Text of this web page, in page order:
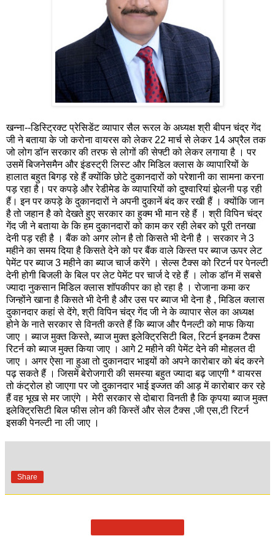
खन्ना--डिस्ट्रिक्ट प्रेसिडेंट व्यापार सैल रूरल के अध्यक्ष श्री बीपन चंद्र गेंद
जी ने बताया के जो करोना वायरस को लेकर 22 मार्च से लेकर 14 अप्रैल तक
जो लोग डॉन सरकार की तरफ से लोगों की सेफ्टी को लेकर लगाया है । पर
उसमें बिजनेसमैन और इंडस्ट्री लिस्ट और मिडिल क्लास के व्यापारियों के
हालात बहुत बिगड़ रहे हैं क्योंकि छोटे दुकानदारों को परेशानी का सामना करना
पड़ रहा है। पर कपड़े और रेडीमेड के व्यापारियों को दुश्वारियां झेलनी पड़ रही
हैं। इन पर कपड़े के दुकानदारों ने अपनी दुकानें बंद कर रखी हैं । क्योंकि जान
है तो जहान है को देखते हुए सरकार का हुक्म भी मान रहे हैं । श्री विपिन चंद्र
गेंद जी ने बताया के कि हम दुकानदारों को काम कर रही लेबर को पूरी तनखा
देनी पड़ रही है । बैंक को अगर लोन है तो किसते भी देनी है । सरकार ने 3
महीने का समय दिया है किसते देने को पर बैंक वाले किस्त पर ब्याज ऊपर लेट
पेमेंट पर ब्याज 3 महीने का ब्याज चार्ज करेंगे । सेल्स टैक्स को रिटर्न पर पेनल्टी
देनी होगी बिजली के बिल पर लेट पेमेंट पर चार्ज दे रहे हैं । लोक डॉन में सबसे
ज्यादा नुकसान मिडिल क्लास शॉपकीपर का हो रहा है । रोजाना कमा कर
जिन्होंने खाना है किसते भी देनी है और उस पर ब्याज भी देना है , मिडिल क्लास
दुकानदार कहां से देंगे, श्री विपिन चंद्र गेंद जी ने के व्यापार सेल का अध्यक्ष
होने के नाते सरकार से विनती करते हैं कि ब्याज और पैनल्टी को माफ किया
जाए । ब्याज मुक्त किस्ते, ब्याज मुक्त इलेक्ट्रिसिटी बिल, रिटर्न इनकम टैक्स
रिटर्न को ब्याज मुक्त किया जाए । आगे 2 महीने की पेमेंट देने की मोहलत दी
जाए । अगर ऐसा ना हुआ तो दुकानदार भाइयों को अपने कारोबार को बंद करने
पढ़ सकते हैं । जिसमें बेरोजगारी की समस्या बहुत ज्यादा बढ़ जाएगी * वायरस
तो कंट्रोल हो जाएगा पर जो दुकानदार भाई इज्जत की आड़ में कारोबार कर रहे
हैं वह भूख से मर जाएंगे । मेरी सरकार से दोबारा विनती है कि कृपया ब्याज मुक्त
इलेक्ट्रिसिटी बिल फीस लोन की किस्तें और सेल टैक्स ,जी एस,टी रिटर्न
इसकी पेनल्टी ना ली जाए ।
Share